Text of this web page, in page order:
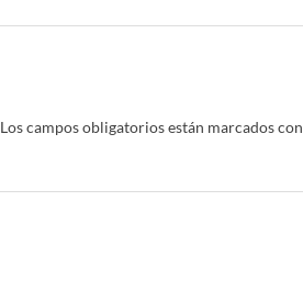
Los campos obligatorios están marcados con